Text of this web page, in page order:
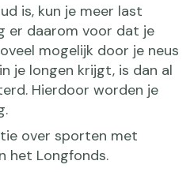
is, kun je meer last
er daarom voor dat je
mogelijk door je neus
je longen krijgt, is dan al
Hierdoor worden je
over sporten met
het Longfonds.